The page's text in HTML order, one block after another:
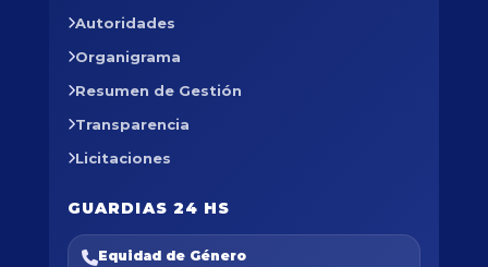
Autoridades
Organigrama
Resumen de Gestión
Transparencia
Licitaciones
GUARDIAS 24 HS
Equidad de Género